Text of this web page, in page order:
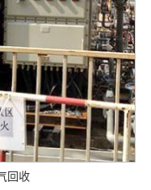
回收